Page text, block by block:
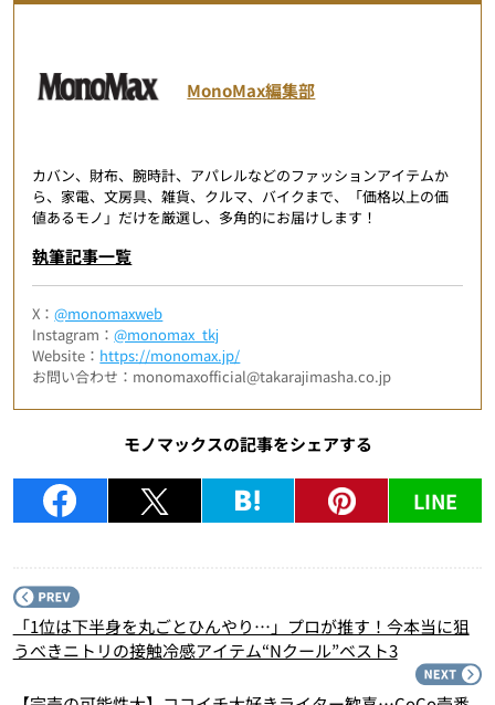
MonoMax編集部
カバン、財布、腕時計、アパレルなどのファッションアイテムか
ら、家電、文房具、雑貨、クルマ、バイクまで、「価格以上の価
値あるモノ」だけを厳選し、多角的にお届けします！
執筆記事一覧
X：@monomaxweb
Instagram：@monomax_tkj
Website： https://monomax.jp/
お問い合わせ：monomaxofficial@takarajimasha.co.jp
モノマックスの記事をシェアする
LINE
「1位は下半身を丸ごとひんやり…」プロが推す！今本当に狙
うべきニトリの接触冷感アイテム“Nクール”ベスト3